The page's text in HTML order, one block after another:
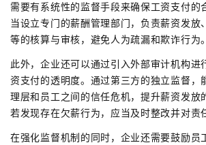
需要有系统性的监督手段来确保工资支付的
当设立专门的薪酬管理部门，负责薪资发放
等的核算与审核，避免人为疏漏和欺诈行为。
此外，企业还可以通过引入外部审计机构进
资支付的透明度。通过第三方的独立监督，
理层和员工之间的信任危机，提升薪资发放
若发现存在欠薪行为，应当及时整改并对责
在强化监督机制的同时，企业还需要鼓励员